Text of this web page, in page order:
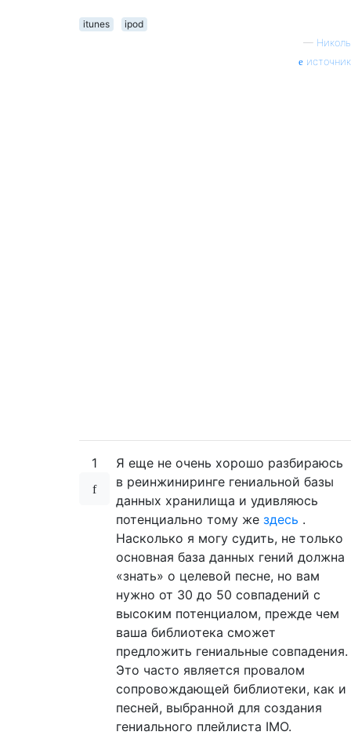
itunes
ipod
— Николь
источник
1
Я еще не очень хорошо разбираюсь
в реинжиниринге гениальной базы
данных хранилища и удивляюсь
потенциально тому же здесь .
Насколько я могу судить, не только
основная база данных гений должна
«знать» о целевой песне, но вам
нужно от 30 до 50 совпадений с
высоким потенциалом, прежде чем
ваша библиотека сможет
предложить гениальные совпадения.
Это часто является провалом
сопровождающей библиотеки, как и
песней, выбранной для создания
гениального плейлиста IMO.